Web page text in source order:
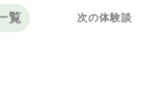
覧 次の体験談